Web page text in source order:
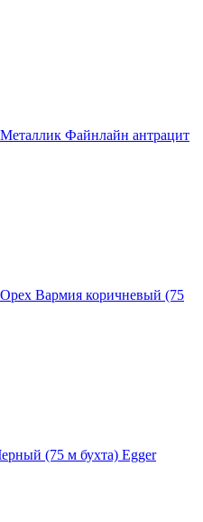
Файнлайн антрацит
Вармия коричневый (75
(75 м бухта) Egger